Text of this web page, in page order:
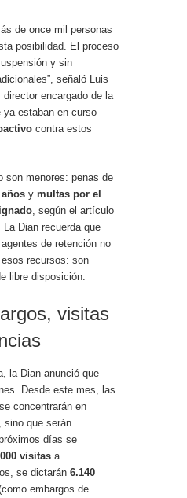
de once mil personas
posibilidad. El proceso
y sin
señaló Luis
director encargado de la
ya estaban en curso
contra estos
son menores: penas de
y multas por el
, según el artículo
Dian recuerda que
de retención no
recursos: son
libre disposición.
visitas
la Dian anunció que
Desde este mes, las
concentrarán en
sino que serán
días se
visitas a
se dictarán 6.140
embargos de